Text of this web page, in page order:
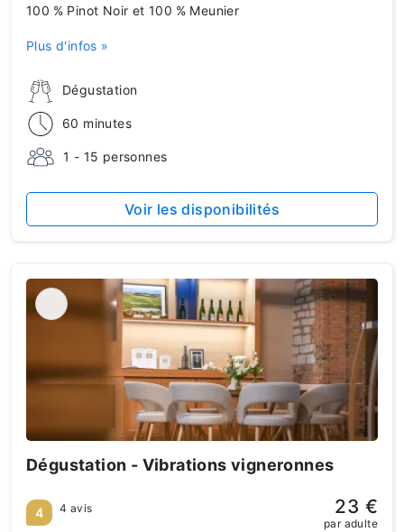
Dégustation
60 minutes
1 - 15 personnes
100 % Pinot Noir et 100 % Meunier
Plus d'infos »
Voir les disponibilités
Dégustation - Vibrations vigneronnes
4 4 avis 23 €
par adulte